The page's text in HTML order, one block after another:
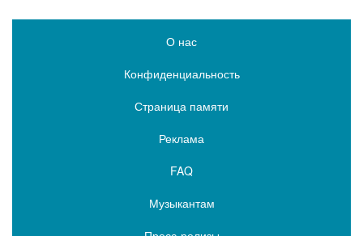
О нас
Конфиденциальность
Страница памяти
Реклама
FAQ
Музыкантам